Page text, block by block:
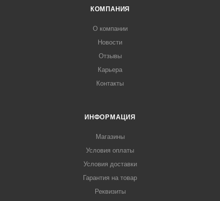
КОМПАНИЯ
О компании
Новости
Отзывы
Карьера
Контакты
ИНФОРМАЦИЯ
Магазины
Условия оплаты
Условия доставки
Гарантия на товар
Реквизиты